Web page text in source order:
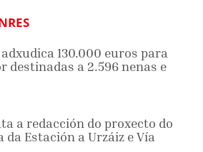
130.000 euros para
destinadas a 2.596 nenas e
a redacción do proxecto do
da Estación a Urzáiz e Vía